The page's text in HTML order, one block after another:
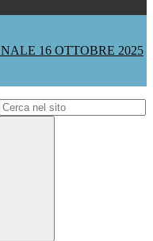
16 OTTOBRE 2025